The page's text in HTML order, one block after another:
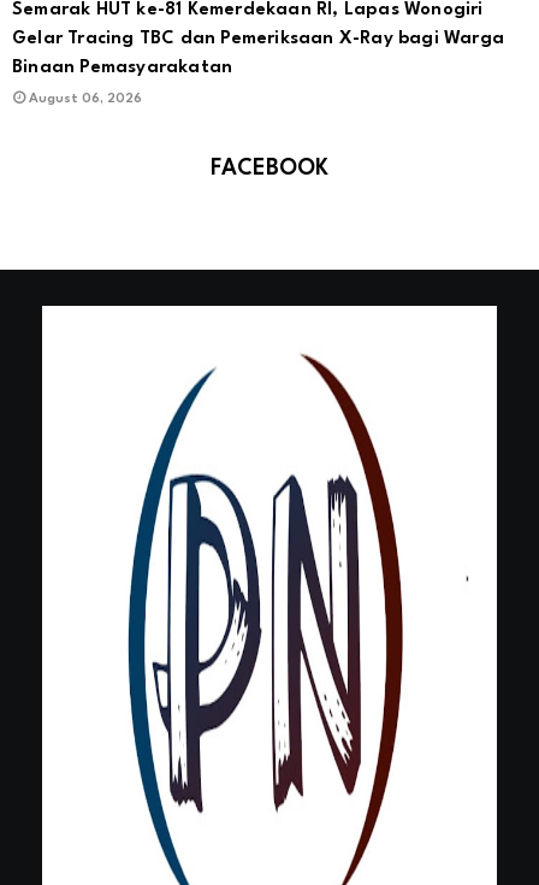
Semarak HUT ke-81 Kemerdekaan RI, Lapas Wonogiri
Gelar Tracing TBC dan Pemeriksaan X-Ray bagi Warga
Binaan Pemasyarakatan
August 06, 2026
FACEBOOK